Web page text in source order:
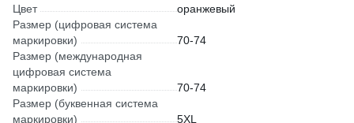
Цвет
оранжевый
Размер (цифровая система
маркировки)
70-74
Размер (международная
цифровая система
маркировки)
70-74
Размер (буквенная система
маркировки)
5XL